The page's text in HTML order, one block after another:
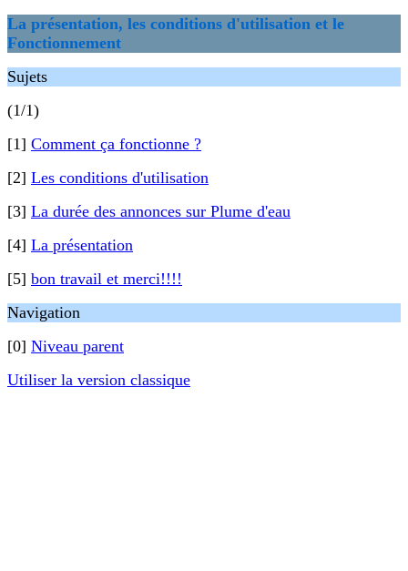
La présentation, les conditions d'utilisation et le
Fonctionnement
Sujets
(1/1)
[1] Comment ça fonctionne ?
[2] Les conditions d'utilisation
[3] La durée des annonces sur Plume d'eau
[4] La présentation
[5] bon travail et merci!!!!
Navigation
[0] Niveau parent
Utiliser la version classique